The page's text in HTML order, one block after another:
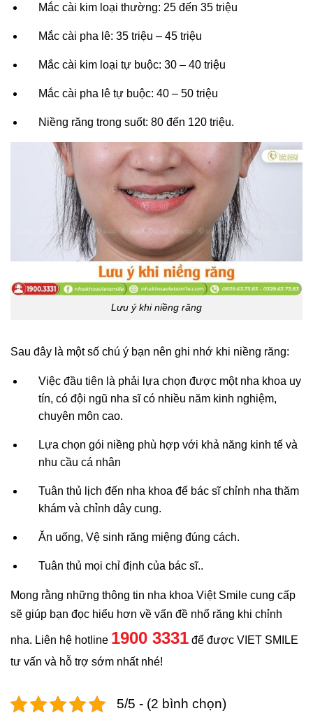
Mắc cài kim loại thường: 25 đến 35 triệu
Mắc cài pha lê: 35 triệu – 45 triệu
Mắc cài kim loại tự buộc: 30 – 40 triệu
Mắc cài pha lê tự buộc: 40 – 50 triệu
Niềng răng trong suốt: 80 đến 120 triệu.
Lưu ý khi niềng răng
Sau đây là một số chú ý bạn nên ghi nhớ khi niềng răng:
Việc đầu tiên là phải lựa chọn được một nha khoa uy
tín, có đội ngũ nha sĩ có nhiều năm kinh nghiệm,
chuyên môn cao.
Lựa chọn gói niềng phù hợp với khả năng kinh tế và
nhu cầu cá nhân
Tuân thủ lịch đến nha khoa để bác sĩ chỉnh nha thăm
khám và chỉnh dây cung.
Ăn uống, Vệ sinh răng miệng đúng cách.
Tuân thủ mọi chỉ định của bác sĩ..
Mong rằng những thông tin nha khoa Việt Smile cung cấp
sẽ giúp bạn đọc hiểu hơn về vấn đề nhổ răng khi chỉnh
nha. Liên hệ hotline 1900 3331 để được VIET SMILE
tư vấn và hỗ trợ sớm nhất nhé!
5/5 - (2 bình chọn)